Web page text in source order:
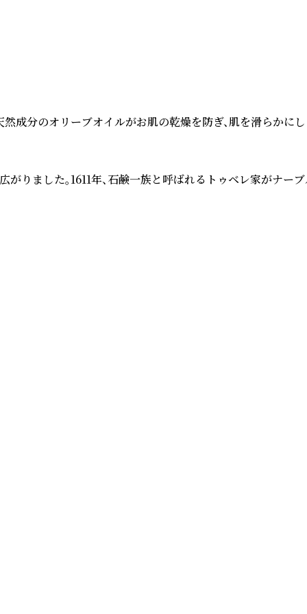
成分のオリーブオイルがお肌の乾燥を防ぎ、肌を滑らかにし
ました。1611年、石鹸一族と呼ばれるトゥベレ家がナ